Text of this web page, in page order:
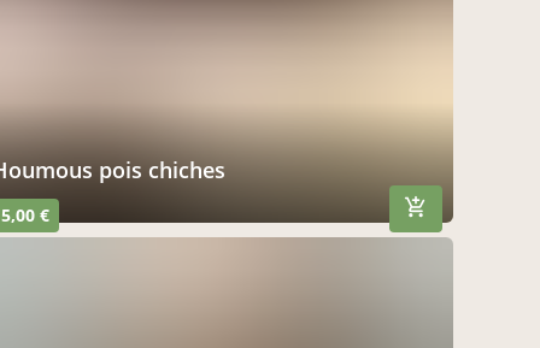
Houmous pois chiches
5,00 €